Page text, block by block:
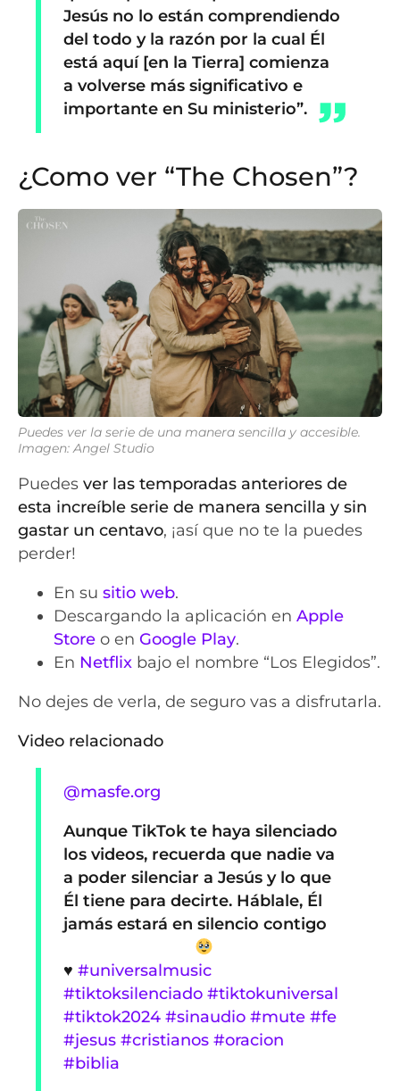
Jesús no lo están comprendiendo
del todo y la razón por la cual Él
está aquí [en la Tierra] comienza
a volverse más significativo e
importante en Su ministerio”.
¿Como ver “The Chosen”?
Puedes ver la serie de una manera sencilla y accesible.
Imagen: Angel Studio
Puedes ver las temporadas anteriores de
esta increíble serie de manera sencilla y sin
gastar un centavo, ¡así que no te la puedes
perder!
En su sitio web.
Descargando la aplicación en Apple
Store o en Google Play.
En Netflix bajo el nombre “Los Elegidos”.
No dejes de verla, de seguro vas a disfrutarla.
Video relacionado
@masfe.org
Aunque TikTok te haya silenciado
los videos, recuerda que nadie va
a poder silenciar a Jesús y lo que
Él tiene para decirte. Háblale, Él
jamás estará en silencio contigo
♥️ #universalmusic
#tiktoksilenciado #tiktokuniversal
#tiktok2024 #sinaudio #mute #fe
#jesus #cristianos #oracion
#biblia